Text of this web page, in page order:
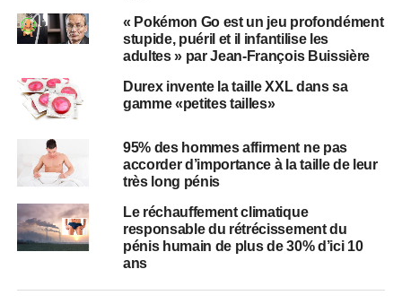
« Pokémon Go est un jeu profondément
stupide, puéril et il infantilise les
adultes » par Jean-François Buissière
Durex invente la taille XXL dans sa
gamme «petites tailles»
95% des hommes affirment ne pas
accorder d’importance à la taille de leur
très long pénis
Le réchauffement climatique
responsable du rétrécissement du
pénis humain de plus de 30% d’ici 10
ans